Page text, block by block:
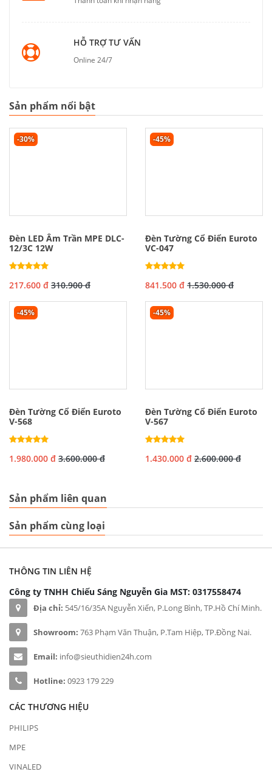
HỖ TRỢ TƯ VẤN
Online 24/7
Sản phẩm nổi bật
-30%
Đèn LED Âm Trần MPE DLC-
12/3C 12W
217.600 đ 310.900 đ
-45%
Đèn Tường Cổ Điển Euroto
VC-047
841.500 đ 1.530.000 đ
-45%
Đèn Tường Cổ Điển Euroto
V-568
1.980.000 đ 3.600.000 đ
-45%
Đèn Tường Cổ Điển Euroto
V-567
1.430.000 đ 2.600.000 đ
Sản phẩm liên quan
Sản phẩm cùng loại
THÔNG TIN LIÊN HỆ
Công ty TNHH Chiếu Sáng Nguyễn Gia MST: 0317558474
Địa chỉ: 545/16/35A Nguyễn Xiển, P.Long Bình, TP.Hồ Chí Minh.
Showroom: 763 Phạm Văn Thuận, P.Tam Hiệp, TP.Đồng Nai.
Email: info@sieuthidien24h.com
Hotline: 0923 179 229
CÁC THƯƠNG HIỆU
PHILIPS
MPE
VINALED